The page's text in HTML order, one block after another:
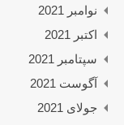
نوامبر 2021
اکتبر 2021
سپتامبر 2021
آگوست 2021
جولای 2021